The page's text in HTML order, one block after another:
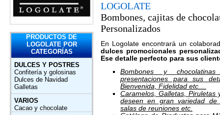
PRODUCTOS DE
LOGOLATE POR
CATEGORÍAS
DULCES Y POSTRES
Confitería y golosinas
Dulces de Navidad
Galletas
VARIOS
Cacao y chocolate
LOGOLATE
Bombones, cajitas de
Personalizados
En Logolate encontrará un
dulces promocionales
Ese detalle perfecto para sus
Bombones y
presentaciones para sus
Bienvenida, Fidelidad etc....
Caramelos, Galletas,
deseen en gran variedad de
salas de reuniones etc.